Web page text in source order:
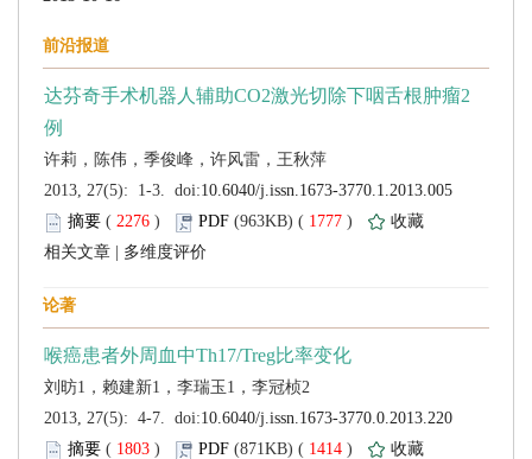
( ) 1777 )
( ) 1414 )